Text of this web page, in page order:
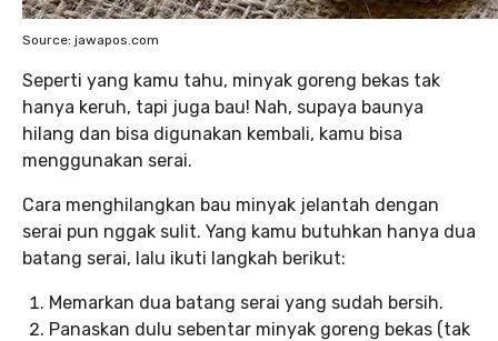
Source: jawapos.com
Seperti yang kamu tahu, minyak goreng bekas tak
hanya keruh, tapi juga bau! Nah, supaya baunya
hilang dan bisa digunakan kembali, kamu bisa
menggunakan serai.
Cara menghilangkan bau minyak jelantah dengan
serai pun nggak sulit. Yang kamu butuhkan hanya dua
batang serai, lalu ikuti langkah berikut:
Memarkan dua batang serai yang sudah bersih.
Panaskan dulu sebentar minyak goreng bekas (tak